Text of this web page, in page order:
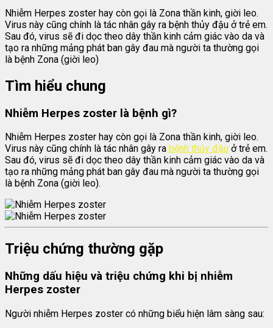
Nhiễm Herpes zoster hay còn gọi là Zona thần kinh, giời leo.
Virus này cũng chính là tác nhân gây ra bệnh thủy đậu ở trẻ em.
Sau đó, virus sẽ đi dọc theo dây thần kinh cảm giác vào da và
tạo ra những mảng phát ban gây đau mà người ta thường gọi
là bệnh Zona (giời leo)
Tìm hiểu chung
Nhiễm Herpes zoster là bệnh gì?
Nhiễm Herpes zoster hay còn gọi là Zona thần kinh, giời leo.
Virus này cũng chính là tác nhân gây ra bệnh thủy đậu ở trẻ em.
Sau đó, virus sẽ đi dọc theo dây thần kinh cảm giác vào da và
tạo ra những mảng phát ban gây đau mà người ta thường gọi
là bệnh Zona (giời leo).
Triệu chứng thường gặp
Những dấu hiệu và triệu chứng khi bị nhiễm
Herpes zoster
Người nhiễm Herpes zoster có những biểu hiện lâm sàng sau: